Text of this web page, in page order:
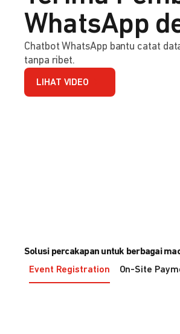
WhatsApp
Chatbot WhatsApp bantu catat
tanpa ribet.
LIHAT VIDEO
Solusi percakapan untuk berbagai
Event Registration
On-Site